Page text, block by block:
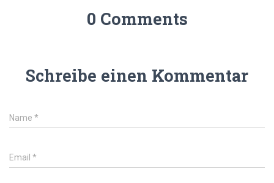
0 Comments
Schreibe einen Kommentar
Name *
Email *